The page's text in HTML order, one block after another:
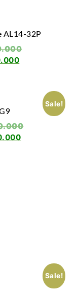
AL14-32P
Sale!
Sale!